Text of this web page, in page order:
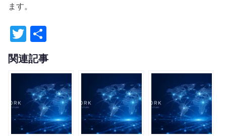
ます。
T
w
it
te
r
有
関連記事